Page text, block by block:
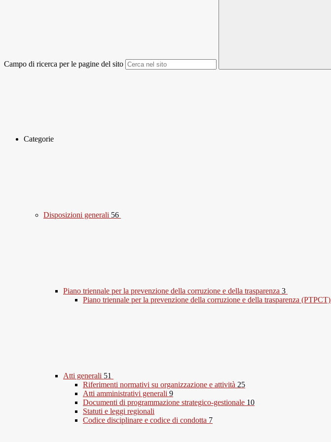
Campo di ricerca per le pagine del sito
Categorie
Disposizioni generali 56
Piano triennale per la prevenzione della corruzione e della trasparenza 3
Piano triennale per la prevenzione della corruzione e della trasparenza (PTPCT)
Atti generali 51
Riferimenti normativi su organizzazione e attività 25
Atti amministrativi generali 9
Documenti di programmazione strategico-gestionale 10
Statuti e leggi regionali
Codice disciplinare e codice di condotta 7